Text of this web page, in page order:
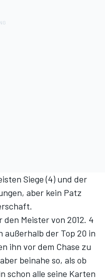
Siege (4) und der
aber kein Patz
Meister von 2012. 4
außerhalb der Top 20 in
ihn vor dem Chase zu
beinahe so, als ob
schon alle seine Karten